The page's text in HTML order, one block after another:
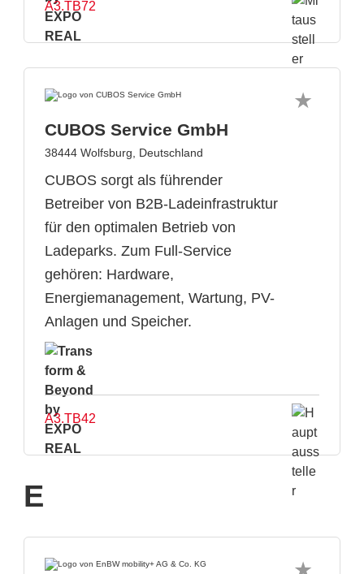
A3.TB72
CUBOS Service GmbH
38444 Wolfsburg, Deutschland
CUBOS sorgt als führender
Betreiber von B2B-Ladeinfrastruktur
für den optimalen Betrieb von
Ladeparks. Zum Full-Service
gehören: Hardware,
Energiemanagement, Wartung, PV-
Anlagen und Speicher.
A3.TB42
E